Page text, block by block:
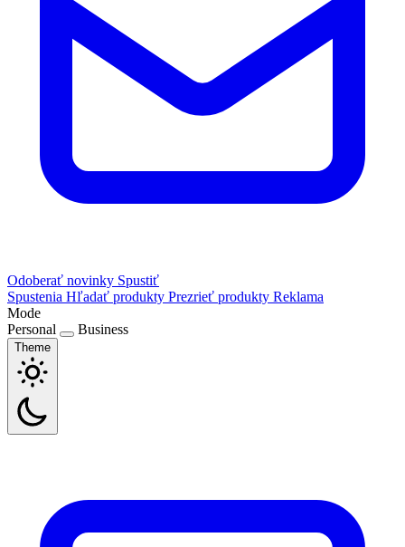
Odoberať novinky Spustiť
Spustenia Hľadať produkty Prezrieť produkty Reklama
Mode
Personal
Business
Theme